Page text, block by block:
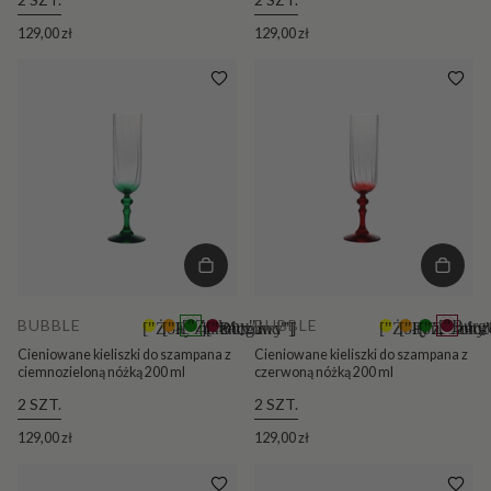
129,00 zł 129,00 zł
BUBBLE ["Żółty"]
["Pomarańczowy"]
["Zielony"]
["Burgund"]
+5
Cieniowane kieliszki do szampana z
ciemnozieloną nóżką 200 ml
2 SZT.
129,00 zł
BUBBLE ["Żółty"] +5
Cieniowane kieliszki do szampana z
czerwoną nóżką 200 ml
2 SZT.
129,00 zł